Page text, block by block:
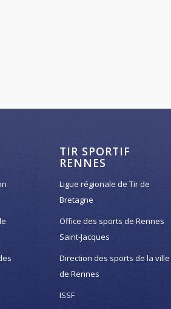
TIR SPORTIF
RENNES
Ligue régionale de Tir de
Bretagne
Office des sports de Rennes
Saint-Jacques
Direction des sports de la ville
de Rennes
ISSF